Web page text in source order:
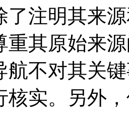
了注明其来
重其原始来
航不对其关
核实。另外